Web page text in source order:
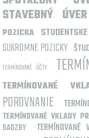
STAVEBNÝ
POZICKA
SUKROMNE POZICKY
TERMÍNOVANÉ ÚČTY
TERMÍNOVANÉ
POROVNANIE
TERMÍNOVANÉ VKLADY
SADZBY
TERMÍNOVANÉ